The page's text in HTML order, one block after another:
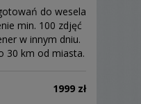
do wesela
min. 100 zdjęć
w innym dniu.
30 km od miasta.
1999 zł